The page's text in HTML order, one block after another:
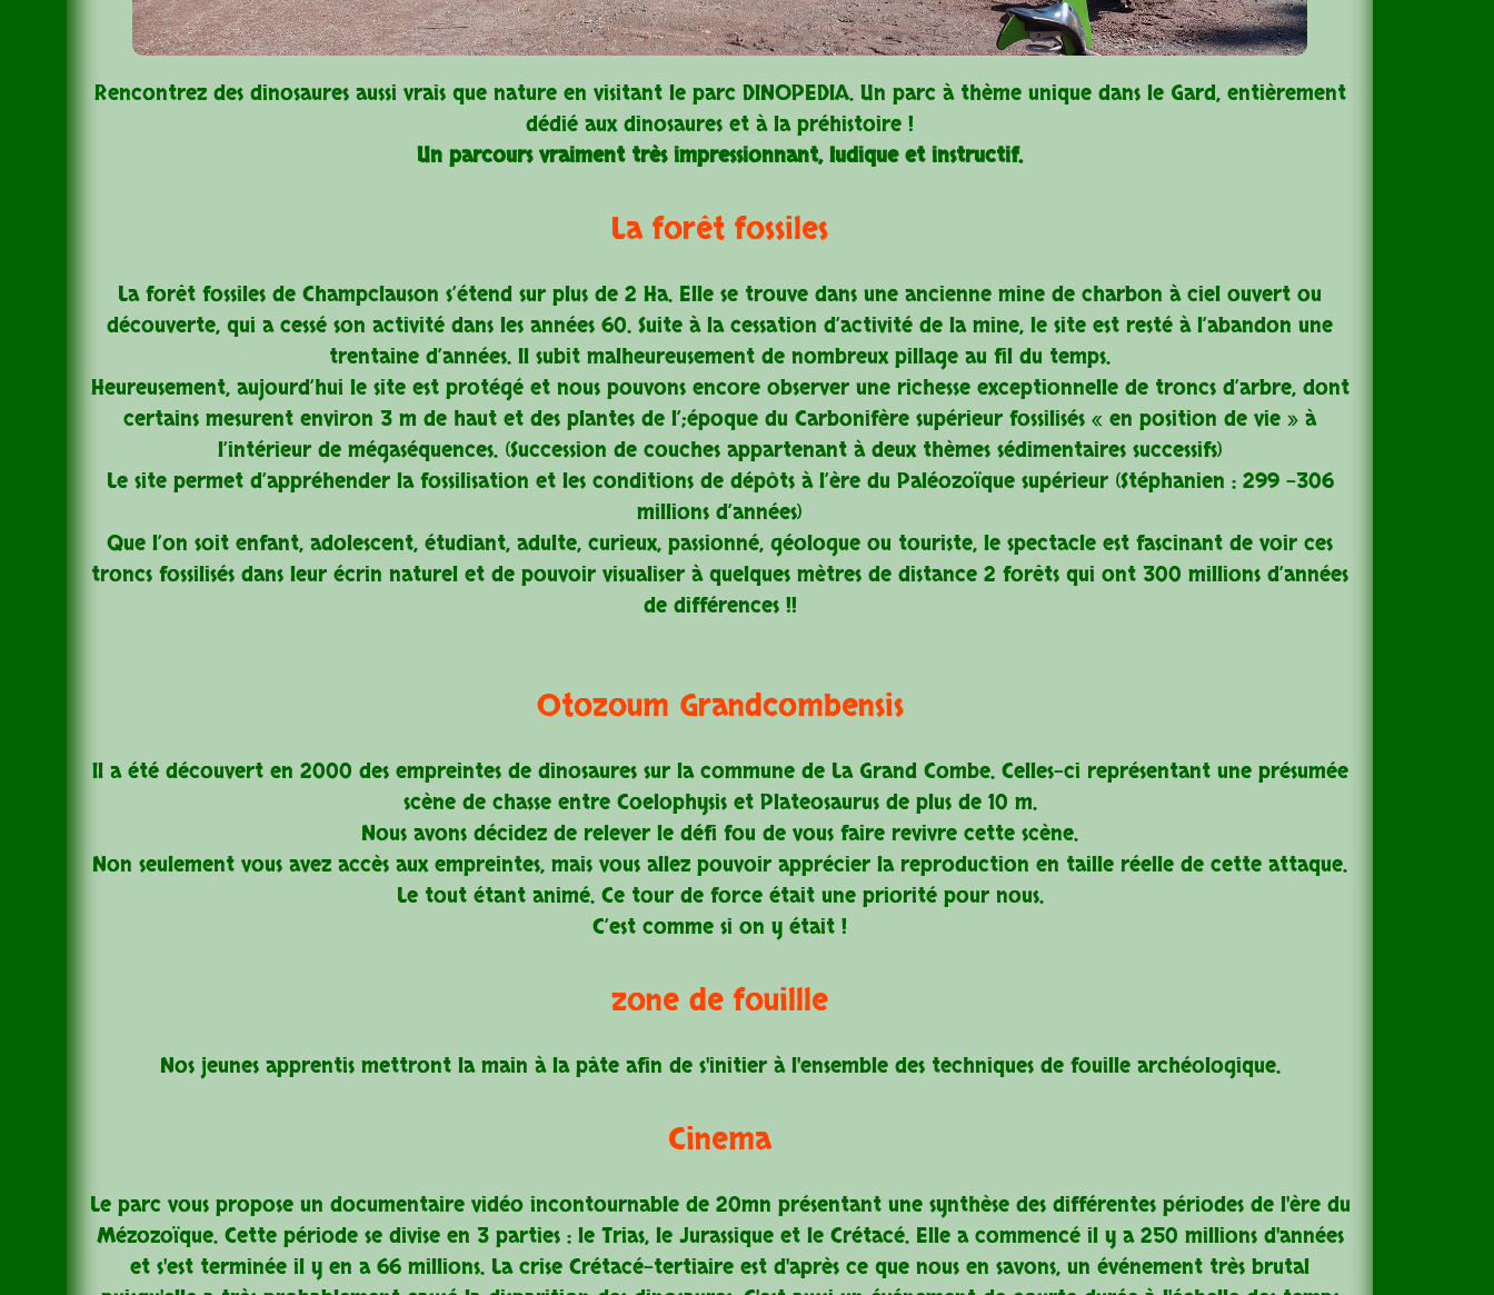
Rencontrez des dinosaures aussi vrais que nature en visitant le parc DINOPEDIA. Un parc à thème unique dans le Gard, entièrement
dédié aux dinosaures et à la préhistoire !
Un parcours vraiment très impressionnant, ludique et instructif.
La forêt fossiles
La forêt fossiles de Champclauson s’étend sur plus de 2 Ha. Elle se trouve dans une ancienne mine de charbon à ciel ouvert ou
découverte, qui a cessé son activité dans les années 60. Suite à la cessation d’activité de la mine, le site est resté à l’abandon une
trentaine d’années. Il subit malheureusement de nombreux pillage au fil du temps.
Heureusement, aujourd’hui le site est protégé et nous pouvons encore observer une richesse exceptionnelle de troncs d’arbre, dont
certains mesurent environ 3 m de haut et des plantes de l’;époque du Carbonifère supérieur fossilisés « en position de vie » à
l’intérieur de mégaséquences. (Succession de couches appartenant à deux thèmes sédimentaires successifs)
Le site permet d’appréhender la fossilisation et les conditions de dépôts à l’ère du Paléozoïque supérieur (Stéphanien : 299 -306
millions d’années)
Que l’on soit enfant, adolescent, étudiant, adulte, curieux, passionné, géologue ou touriste, le spectacle est fascinant de voir ces
troncs fossilisés dans leur écrin naturel et de pouvoir visualiser à quelques mètres de distance 2 forêts qui ont 300 millions d’années
de différences !!
Otozoum Grandcombensis
Il a été découvert en 2000 des empreintes de dinosaures sur la commune de La Grand Combe. Celles-ci représentant une présumée
scène de chasse entre Coelophysis et Plateosaurus de plus de 10 m.
Nous avons décidez de relever le défi fou de vous faire revivre cette scène.
Non seulement vous avez accès aux empreintes, mais vous allez pouvoir apprécier la reproduction en taille réelle de cette attaque.
Le tout étant animé. Ce tour de force était une priorité pour nous.
C’est comme si on y était !
zone de fouillle
Nos jeunes apprentis mettront la main à la pâte afin de s'initier à l'ensemble des techniques de fouille archéologique.
Cinema
Le parc vous propose un documentaire vidéo incontournable de 20mn présentant une synthèse des différentes périodes de l'ère du
Mézozoïque. Cette période se divise en 3 parties : le Trias, le Jurassique et le Crétacé. Elle a commencé il y a 250 millions d'années
et s'est terminée il y en a 66 millions. La crise Crétacé-tertiaire est d'après ce que nous en savons, un événement très brutal